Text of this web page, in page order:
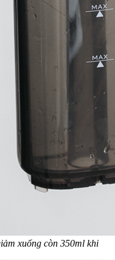
xuống còn 350ml khi